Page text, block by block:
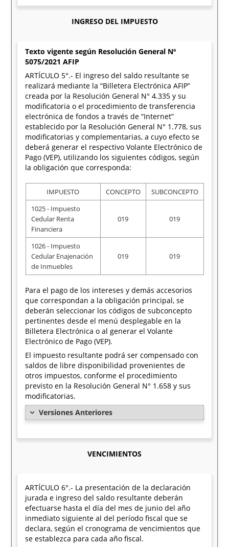
INGRESO DEL IMPUESTO
Texto vigente según Resolución General Nº
5075/2021 AFIP
ARTÍCULO 5°.- El ingreso del saldo resultante se
realizará mediante la “Billetera Electrónica AFIP”
creada por la Resolución General N° 4.335 y su
modificatoria o el procedimiento de transferencia
electrónica de fondos a través de “Internet”
establecido por la Resolución General N° 1.778, sus
modificatorias y complementarias, a cuyo efecto se
deberá generar el respectivo Volante Electrónico de
Pago (VEP), utilizando los siguientes códigos, según
la obligación que corresponda:
IMPUESTO CONCEPTO
SUBCONCEPTO
1025 - Impuesto
Cedular Renta
Financiera
019 019
1026 - Impuesto
Cedular Enajenación
de Inmuebles
019 019
Para el pago de los intereses y demás accesorios
que correspondan a la obligación principal, se
deberán seleccionar los códigos de subconcepto
pertinentes desde el menú desplegable en la
Billetera Electrónica o al generar el Volante
Electrónico de Pago (VEP).
El impuesto resultante podrá ser compensado con
saldos de libre disponibilidad provenientes de
otros impuestos, conforme el procedimiento
previsto en la Resolución General N° 1.658 y sus
modificatorias.
Versiones Anteriores
VENCIMIENTOS
ARTÍCULO 6°.- La presentación de la declaración
jurada e ingreso del saldo resultante deberán
efectuarse hasta el día del mes de junio del año
inmediato siguiente al del período fiscal que se
declara, según el cronograma de vencimientos que
se establezca para cada año fiscal.